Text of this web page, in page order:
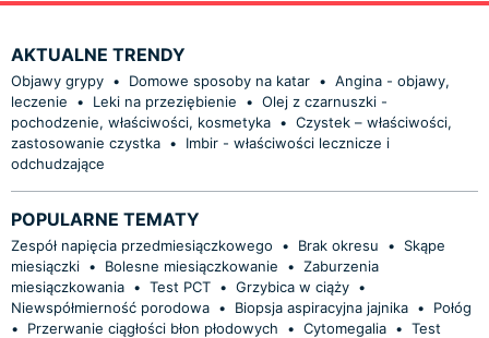
AKTUALNE TRENDY
Objawy grypy • Domowe sposoby na katar • Angina - objawy,
leczenie
• Leki na przeziębienie • Olej z czarnuszki -
pochodzenie, właściwości, kosmetyka • Czystek – właściwości,
zastosowanie czystka •
Imbir - właściwości lecznicze i
odchudzające
POPULARNE TEMATY
Zespół napięcia przedmiesiączkowego • Brak okresu •
Skąpe
miesiączki • Bolesne miesiączkowanie • Zaburzenia
miesiączkowania • Test PCT • Grzybica w ciąży •
Niewspółmierność porodowa • Biopsja aspiracyjna jajnika •
Połóg
•
Przerwanie ciągłości błon płodowych • Cytomegalia • Test